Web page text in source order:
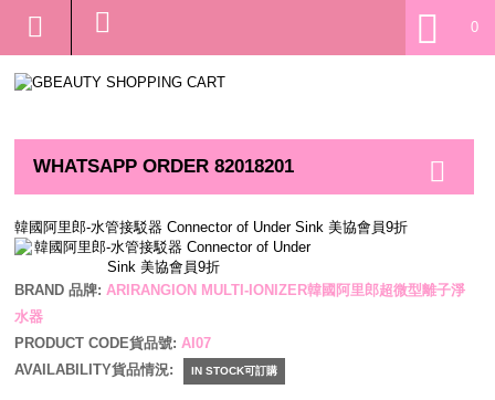
0
WHATSAPP ORDER 82018201
韓國阿里郎-水管接駁器 Connector of Under Sink 美協會員9折
BRAND 品牌: ARIRANGION MULTI-IONIZER韓國阿里郎超微型離子淨
水器
PRODUCT CODE貨品號: AI07
AVAILABILITY貨品情況:
IN STOCK可訂購